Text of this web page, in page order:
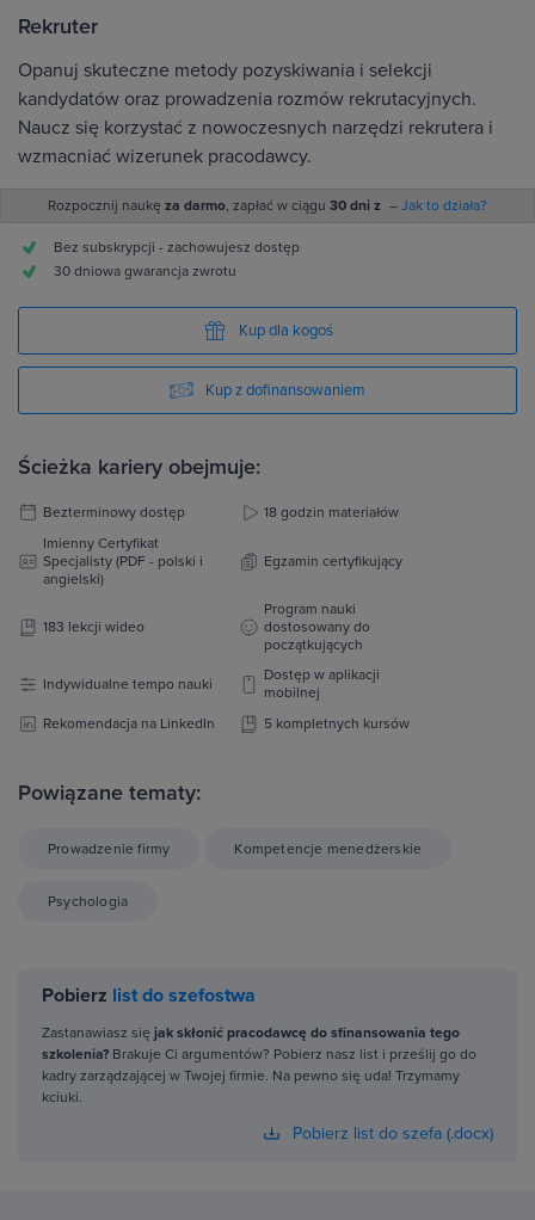
Rekruter
Opanuj skuteczne metody pozyskiwania i selekcji
kandydatów oraz prowadzenia rozmów rekrutacyjnych.
Naucz się korzystać z nowoczesnych narzędzi rekrutera i
wzmacniać wizerunek pracodawcy.
Rozpocznij naukę za darmo, zapłać w ciągu 30 dni z – Jak to działa?
30 dniowa gwarancja zwrotu
Bez subskrypcji - zachowujesz dostęp
Kup dla kogoś
Kup z dofinansowaniem
Ścieżka kariery obejmuje:
Bezterminowy dostęp
18 godzin materiałów
Imienny Certyfikat
Specjalisty (PDF - polski i
angielski)
Egzamin certyfikujący
183 lekcji wideo
Program nauki
dostosowany do
początkujących
Indywidualne tempo nauki
Dostęp w aplikacji
mobilnej
Rekomendacja na LinkedIn
5 kompletnych kursów
Powiązane tematy:
Prowadzenie firmy Kompetencje menedżerskie
Psychologia
Pobierz list do szefostwa
Zastanawiasz się jak skłonić pracodawcę do sfinansowania tego
szkolenia? Brakuje Ci argumentów? Pobierz nasz list i prześlij go do
kadry zarządzającej w Twojej firmie. Na pewno się uda! Trzymamy
kciuki.
Pobierz list do szefa (.docx)